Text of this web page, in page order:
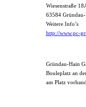
Wiesenstraße
63584
Weitere Info’s
http://www.pc-
Gründau-Hain
Bouleplatz an
am Platz